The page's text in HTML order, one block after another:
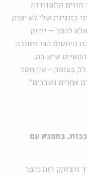
חווים התפוררות
בזוגיות שלי לא יפרק
להפך – יחזק
היחסים הכי חשובה
שיש בה,
בעומק - אין חסד
אחרים נשברים".
במפגש עם
והנזקק הזה נהפך